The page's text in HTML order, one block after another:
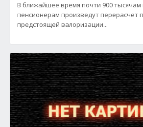
В ближайшее время почти 900
пенсионерам произведут перерасчет
предстоящей валоризации...